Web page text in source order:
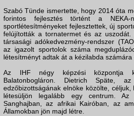
Szabó Tünde ismertette, hogy 2014 óta
forintos fejlesztés történt a NEKA-
sportlétesítményeket fejlesztettek, új
felújították a tornatermet és az
társasági adókedvezmény-rendszer
az igazolt sportolok száma
létesítményt adtak át a kézilabda számára
Az IHF négy képzési központja
Balatonbogláron. Dietrich Späte,
edzőbizottságának elnöke közölte,
létesüljön legalább egy centrum. Az
Sanghajban, az afrikai Kairóban, az
Államokban jön majd létre.